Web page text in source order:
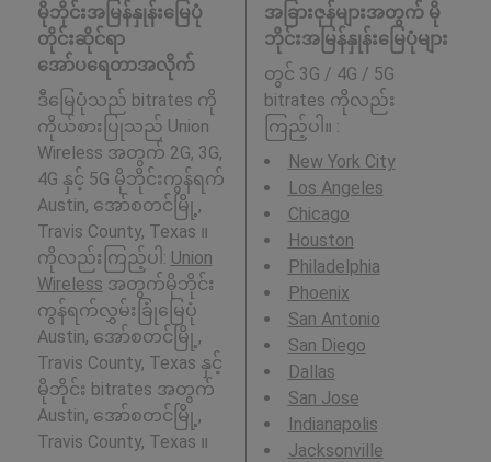
မိုဘိုင်းအမြန်နှုန်းမြေပုံ
တိုင်းဆိုင်ရာ
အော်ပရေတာအလိုက်
ဒီမြေပုံသည် bitrates ကို
ကိုယ်စားပြုသည် Union
Wireless အတွက် 2G, 3G,
4G နှင့် 5G မိုဘိုင်းကွန်ရက်
Austin, အော်စတင်မြို့,
Travis County, Texas ။
ကိုလည်းကြည့်ပါ: Union
Wireless အတွက်မိုဘိုင်း
ကွန်ရက်လွှမ်းခြုံမြေပုံ
Austin, အော်စတင်မြို့,
Travis County, Texas နှင့်
မိုဘိုင်း bitrates အတွက်
Austin, အော်စတင်မြို့,
Travis County, Texas ။
အခြားဇုန်များအတွက် မို
ဘိုင်းအမြန်နှုန်းမြေပုံများ
တွင် 3G / 4G / 5G
bitrates ကိုလည်း
ကြည့်ပါ။ :
New York City
Los Angeles
Chicago
Houston
Philadelphia
Phoenix
San Antonio
San Diego
Dallas
San Jose
Indianapolis
Jacksonville